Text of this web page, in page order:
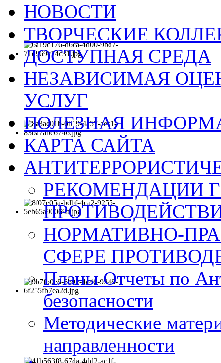
НОВОСТИ
ТВОРЧЕСКИЕ
ДОСТУПНАЯ СРЕДА
НЕЗАВИСИМАЯ
УСЛУГ
ПОЛЕЗНАЯ
КАРТА САЙТА
РЕКОМЕНДАЦИИ
НОРМАТИВНО-
СФЕРЕ
Планы Отчеты по
безопасности
Методические
направленности